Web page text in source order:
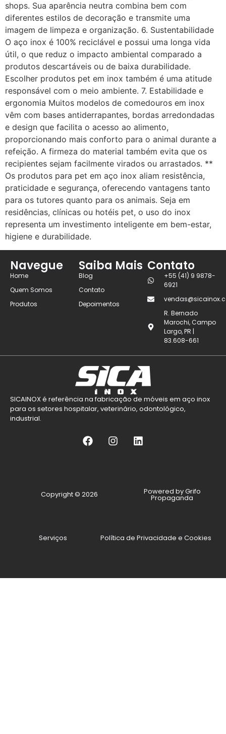
shops. Sua aparência neutra combina bem com
diferentes estilos de decoração e transmite uma
imagem de limpeza e organização. 6. Sustentabilidade
O aço inox é 100% reciclável e possui uma longa vida
útil, o que reduz o impacto ambiental comparado a
produtos descartáveis ou de baixa durabilidade.
Escolher produtos pet em inox também é uma atitude
responsável com o meio ambiente. 7. Estabilidade e
ergonomia Muitos modelos de comedouros em inox
vêm com bases antiderrapantes, bordas arredondadas
e design que facilita o acesso ao alimento,
proporcionando mais conforto para o animal durante a
refeição. A firmeza do material também evita que os
recipientes sejam facilmente virados ou arrastados. **
Os produtos para pet em aço inox aliam resistência,
praticidade e segurança, oferecendo vantagens tanto
para os tutores quanto para os animais. Seja em
residências, clínicas ou hotéis pet, o uso do inox
representa um investimento inteligente em bem-estar,
higiene e durabilidade.
Navegue
Home
Quem Somos
Produtos
Saiba Mais
Blog
Contato
Depoimentos
Contato
+55 (41) 9 9878-
6921
R. Bernado
Marochi, Campo
Largo, PR |
83.608-661
SICAINOX é referência na fabricação de móveis em aço inox
para os setores hospitalar, veterinário, odontológico,
industrial.
Copyright © 2026 Powered by Grifo
Propaganda
Serviços Política de Privacidade e Cookies